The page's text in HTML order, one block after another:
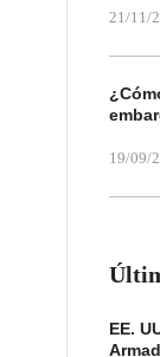
21/11/
19/09/
EE.